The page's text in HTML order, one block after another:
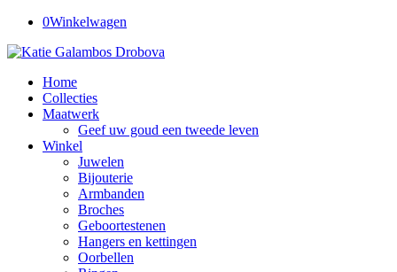
0Winkelwagen
Home
Collecties
Maatwerk
Geef uw goud een tweede leven
Winkel
Juwelen
Bijouterie
Armbanden
Broches
Geboortestenen
Hangers en kettingen
Oorbellen